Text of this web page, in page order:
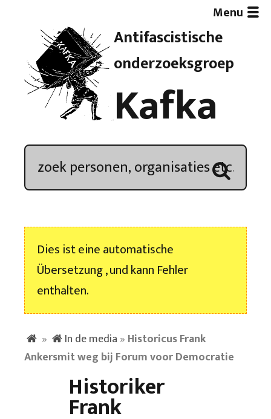
Antifascistische
onderzoeksgroep
Kafka
Menu
Artikelen
Demonstratieoverzicht
Kroniek
Nieuwsbrief
Dies ist eine automatische
Übersetzung , und kann Fehler
enthalten.
» In de media » Historicus Frank
Ankersmit weg bij Forum voor Democratie
Historiker
Frank